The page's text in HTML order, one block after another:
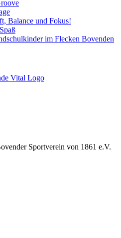
Balance und Fokus!
im Flecken Bovenden
Sportverein von 1861 e.V.